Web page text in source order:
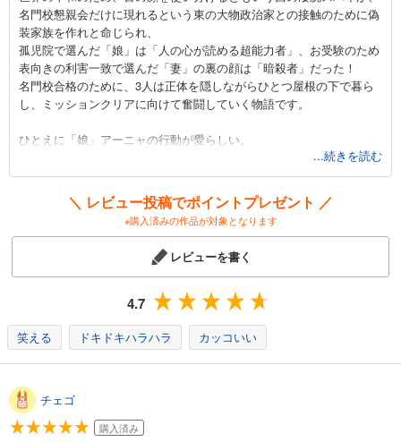
名門校懇親会だけに現れるという東の大物政治家との接触のために偽
装家族を作れと命じられ、
孤児院で選んだ「娘」は「人の心が読める超能力者」、お受験のため
表向きの利害一致で選んだ「妻」の裏の顔は「暗殺者」だった！
名門校合格のために、3人は正体を隠しながらひとつ屋根の下で暮ら
し、ミッションクリアに向けて奮闘していく物語です。
ひとえに「娘」アーニャの行動が愛らしい。
「父」「母」の正体を心が読めてしまうアーニャだけが知ってるけれ
ど、
家族生活を続けたいがためにお受験に向けて苦手な勉強も頑張った
り、子供っぽい行動や言動が可愛くて目が離せない。
トラブルが起きればこっそり能力を使って解決しようと動き回り、ア
ーニャを軸に話が進む様は、
嘘で固めた偽装家族のはずなのに、本音で語り合う本当の家族のよ
う。
カッコイイはずの「父」スパイがアーニャに振り回されて疲れ果てる
スピード感のあるアクションと家族生活で起きるコメディの絶妙なバ
絵柄もスッキリと読みやすく、
家族3人以外の脇キャラもバックボーンも明かして欲しいと思わせる
...続きを読む
＼ レビュー投稿でポイントプレゼント ／
※購入済みの作品が対象となります
レビューを書く
4.7
笑える ドキドキハラハラ カッコいい
チェゴ
購入済み